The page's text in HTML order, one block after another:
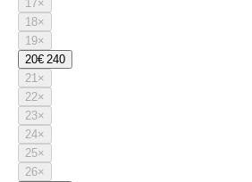
17×
18×
19×
20€ 240
21×
22×
23×
24×
25×
26×